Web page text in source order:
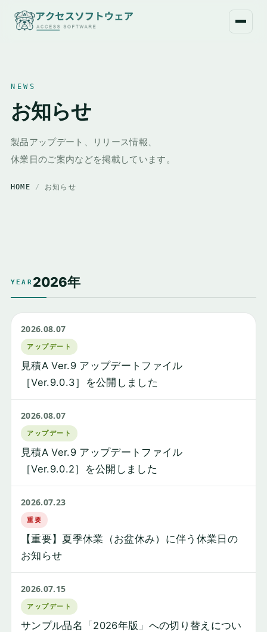
NEWS
お知らせ
製品アップデート、リリース情報、
休業日のご案内などを掲載しています。
HOME / お知らせ
YEAR 2026年
2026.08.07
アップデート
見積A Ver.9 アップデートファイル
［Ver.9.0.3］を公開しました
2026.08.07
アップデート
見積A Ver.9 アップデートファイル
［Ver.9.0.2］を公開しました
2026.07.23
重要
【重要】夏季休業（お盆休み）に伴う休業日の
お知らせ
2026.07.15
アップデート
サンプル品名「2026年版」への切り替えについ